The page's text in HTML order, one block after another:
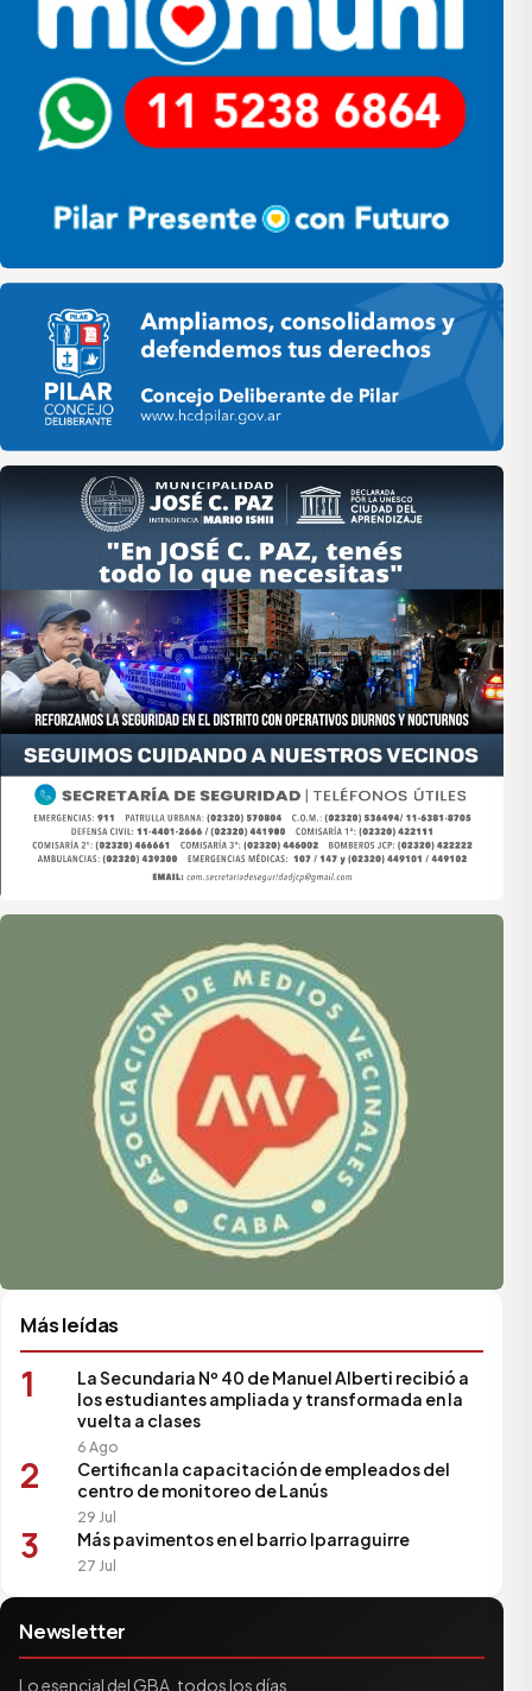
Pilar HCD
Asociación de Medios Vecinales
Más leídas
1
La Secundaria Nº 40 de Manuel Alberti recibió a
los estudiantes ampliada y transformada en la
vuelta a clases
6 Ago
2
Certifican la capacitación de empleados del
centro de monitoreo de Lanús
29 Jul
3 Más pavimentos en el barrio Iparraguirre
27 Jul
Newsletter
Lo esencial del GBA, todos los días.